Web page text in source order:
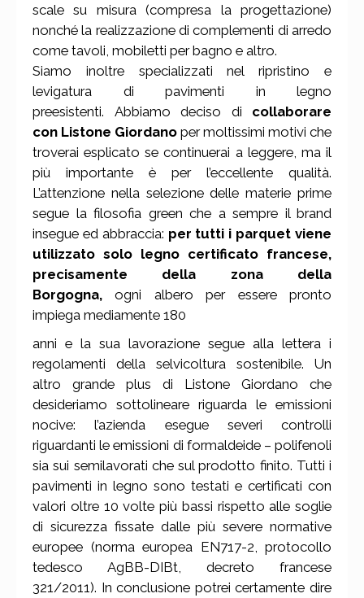
scale su misura (compresa la progettazione)
nonché la realizzazione di complementi di arredo
come tavoli, mobiletti per bagno e altro.
Siamo inoltre specializzati nel ripristino e
levigatura di pavimenti in legno
preesistenti. Abbiamo deciso di collaborare
con Listone Giordano per moltissimi motivi che
troverai esplicato se continuerai a leggere, ma il
più importante è per l’eccellente qualità.
L’attenzione nella selezione delle materie prime
segue la filosofia green che a sempre il brand
insegue ed abbraccia: per tutti i parquet viene
utilizzato solo legno certificato francese,
precisamente della zona della
Borgogna,ogni albero per essere pronto
impiega mediamente 180
anni e la sua lavorazione segue alla lettera i
regolamenti della selvicoltura sostenibile. Un
altro grande plus di Listone Giordano che
desideriamo sottolineare riguarda le emissioni
nocive: l’azienda esegue severi controlli
riguardanti le emissioni di formaldeide – polifenoli
sia sui semilavorati che sul prodotto finito. Tutti i
pavimenti in legno sono testati e certificati con
valori oltre 10 volte più bassi rispetto alle soglie
di sicurezza fissate dalle più severe normative
europee (norma europea EN717-2, protocollo
tedesco AgBB-DIBt, decreto francese
321/2011). In conclusione potrei certamente dire